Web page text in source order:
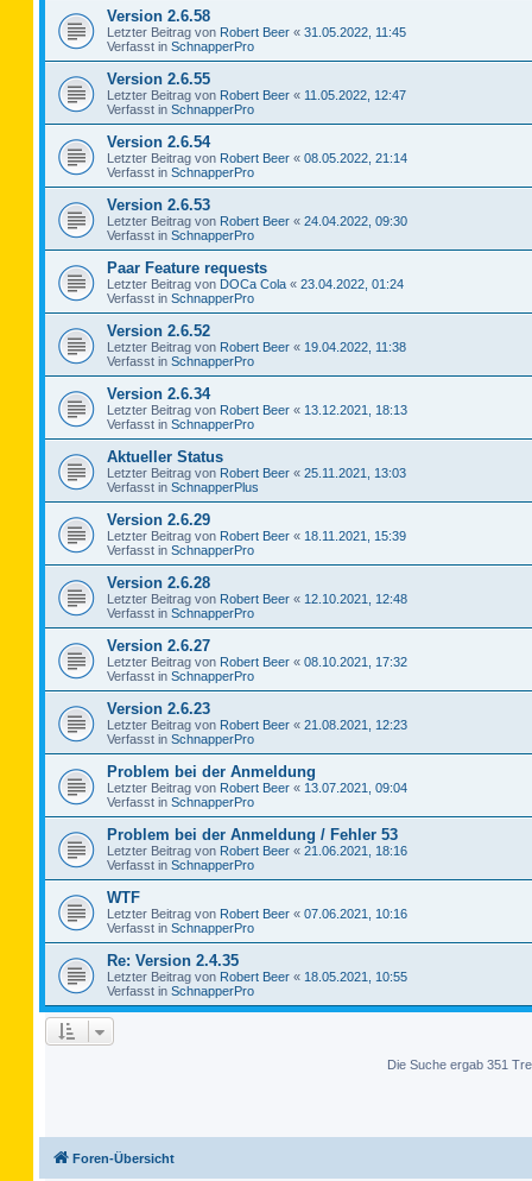
Version 2.6.58
Letzter Beitrag von Robert Beer « 31.05.2022, 11:45
Verfasst in SchnapperPro
Version 2.6.55
Letzter Beitrag von Robert Beer « 11.05.2022, 12:47
Verfasst in SchnapperPro
Version 2.6.54
Letzter Beitrag von Robert Beer « 08.05.2022, 21:14
Verfasst in SchnapperPro
Version 2.6.53
Letzter Beitrag von Robert Beer « 24.04.2022, 09:30
Verfasst in SchnapperPro
Paar Feature requests
Letzter Beitrag von DOCa Cola « 23.04.2022, 01:24
Verfasst in SchnapperPro
Version 2.6.52
Letzter Beitrag von Robert Beer « 19.04.2022, 11:38
Verfasst in SchnapperPro
Version 2.6.34
Letzter Beitrag von Robert Beer « 13.12.2021, 18:13
Verfasst in SchnapperPro
Aktueller Status
Letzter Beitrag von Robert Beer « 25.11.2021, 13:03
Verfasst in SchnapperPlus
Version 2.6.29
Letzter Beitrag von Robert Beer « 18.11.2021, 15:39
Verfasst in SchnapperPro
Version 2.6.28
Letzter Beitrag von Robert Beer « 12.10.2021, 12:48
Verfasst in SchnapperPro
Version 2.6.27
Letzter Beitrag von Robert Beer « 08.10.2021, 17:32
Verfasst in SchnapperPro
Version 2.6.23
Letzter Beitrag von Robert Beer « 21.08.2021, 12:23
Verfasst in SchnapperPro
Problem bei der Anmeldung
Letzter Beitrag von Robert Beer « 13.07.2021, 09:04
Verfasst in SchnapperPro
Problem bei der Anmeldung / Fehler 53
Letzter Beitrag von Robert Beer « 21.06.2021, 18:16
Verfasst in SchnapperPro
WTF
Letzter Beitrag von Robert Beer « 07.06.2021, 10:16
Verfasst in SchnapperPro
Re: Version 2.4.35
Letzter Beitrag von Robert Beer « 18.05.2021, 10:55
Verfasst in SchnapperPro
Die Suche ergab 351
Foren-Übersicht